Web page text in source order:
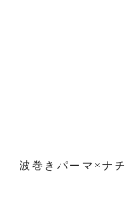
波巻きパーマ×ナ